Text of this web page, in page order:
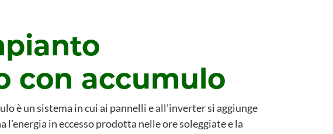
con accumulo
è un sistema in cui ai pannelli e all’inverter si aggiunge
in eccesso prodotta nelle ore soleggiate e la